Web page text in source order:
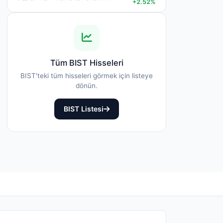
+2.52%
Tüm BIST Hisseleri
BIST'teki tüm hisseleri görmek için listeye
dönün.
BIST Listesi